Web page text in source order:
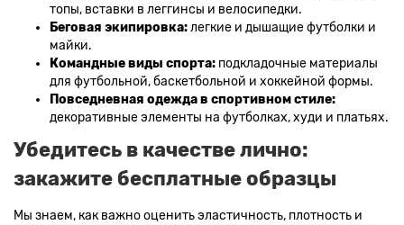
топы, вставки в леггинсы и велосипедки.
Беговая экипировка:легкие и дышащие футболки и
майки.
Командные виды спорта: подкладочные материалы
для футбольной, баскетбольной и хоккейной формы.
Повседневная одежда в спортивном стиле:
декоративные элементы на футболках, худи и платьях.
Убедитесь в качестве лично:
закажите бесплатные образцы
Мы знаем, как важно оценить эластичность, плотность и